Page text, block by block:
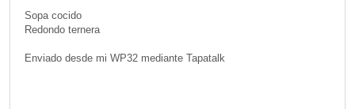
Sopa cocido
Redondo ternera
Enviado desde mi WP32 mediante Tapatalk